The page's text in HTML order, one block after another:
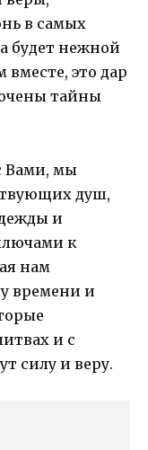
в самых
будет нежной
это дар
тайны
Вами, мы
душ,
и
к
нам
времени и
и с
силу и веру.